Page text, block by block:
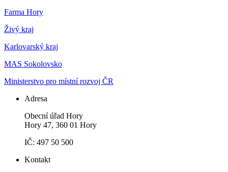
Farma Hory
Živý kraj
Karlovarský kraj
MAS Sokolovsko
Ministerstvo pro místní rozvoj ČR
Adresa
Obecní úřad Hory
Hory 47, 360 01 Hory
IČ: 497 50 500
Kontakt